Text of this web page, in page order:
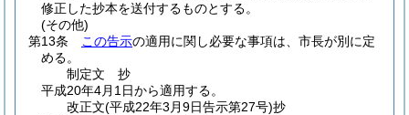
修正した抄本を送付するものとする。
(その他)
第13条
この告示の適用に関し必要な事項は、市長が別に定
める。
制定文 抄
平成20年4月1日から適用する。
改正文(平成22年3月9日告示第27号)抄